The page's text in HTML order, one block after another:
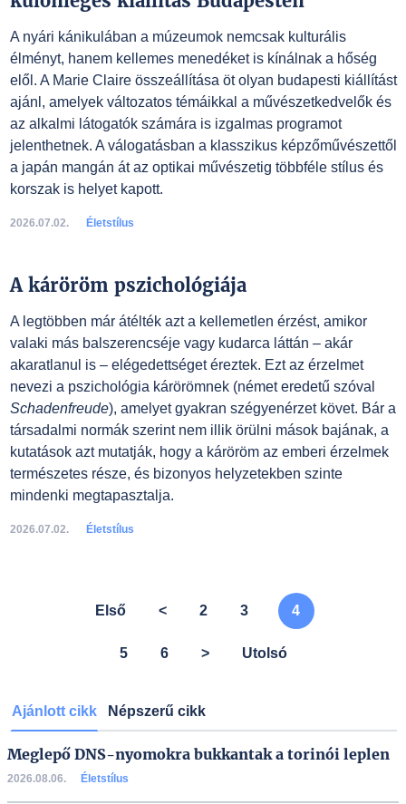
A nyári kánikulában a múzeumok nemcsak kulturális
élményt, hanem kellemes menedéket is kínálnak a hőség
elől. A Marie Claire összeállítása öt olyan budapesti kiállítást
ajánl, amelyek változatos témáikkal a művészetkedvelők és
az alkalmi látogatók számára is izgalmas programot
jelenthetnek. A válogatásban a klasszikus képzőművészettől
a japán mangán át az optikai művészetig többféle stílus és
korszak is helyet kapott.
2026.07.02. Életstílus
A káröröm pszichológiája
A legtöbben már átélték azt a kellemetlen érzést, amikor
valaki más balszerencséje vagy kudarca láttán – akár
akaratlanul is – elégedettséget éreztek. Ezt az érzelmet
nevezi a pszichológia kárörömnek (német eredetű szóval
Schadenfreude), amelyet gyakran szégyenérzet követ. Bár a
társadalmi normák szerint nem illik örülni mások bajának, a
kutatások azt mutatják, hogy a káröröm az emberi érzelmek
természetes része, és bizonyos helyzetekben szinte
mindenki megtapasztalja.
2026.07.02. Életstílus
Első < 2 3 4
5 6 > Utolsó
Ajánlott cikk Népszerű cikk
Meglepő DNS-nyomokra bukkantak a torinói leplen
2026.08.06. Életstílus